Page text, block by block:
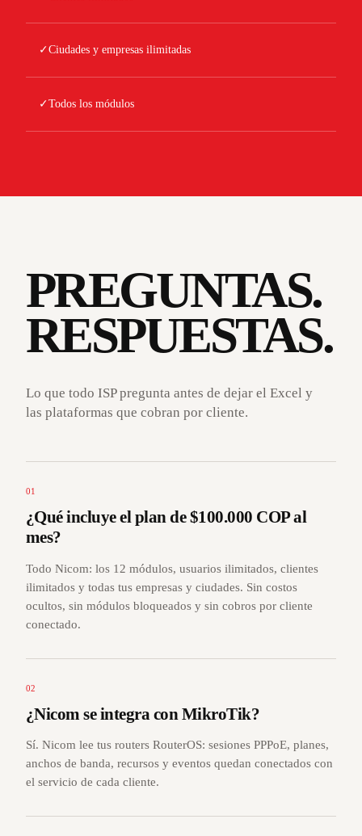
✓Ciudades y empresas ilimitadas
✓Todos los módulos
PREGUNTAS.
RESPUESTAS.
Lo que todo ISP pregunta antes de dejar el Excel y
las plataformas que cobran por cliente.
01
¿Qué incluye el plan de $100.000 COP al
mes?
Todo Nicom: los 12 módulos, usuarios ilimitados, clientes
ilimitados y todas tus empresas y ciudades. Sin costos
ocultos, sin módulos bloqueados y sin cobros por cliente
conectado.
02
¿Nicom se integra con MikroTik?
Sí. Nicom lee tus routers RouterOS: sesiones PPPoE, planes,
anchos de banda, recursos y eventos quedan conectados con
el servicio de cada cliente.